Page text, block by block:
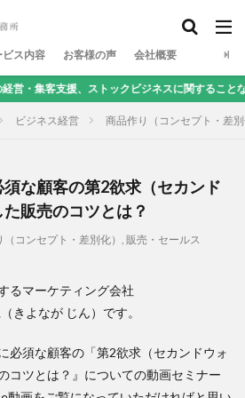
ビス内容 お客様の声 会社概要
ストックビジネスに関することなら、地方集客
ビジネス経営 商品作り（コンセプト・差
な顧客の第2欲求（セカンド
販売のコツとは？
コンセプト・差別化） , 販売・セールス
るマーケティング会社
きよなが じん）です。
必須な顧客の「第2欲求（セカンドウォ
コツとは？』についての動画セミナー